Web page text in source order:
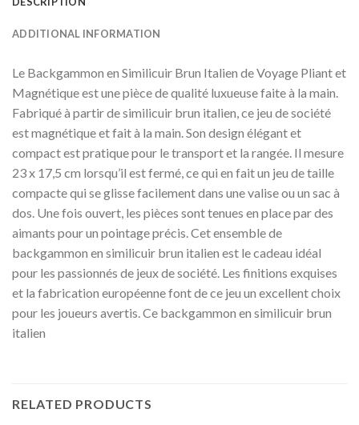
ADDITIONAL INFORMATION
Le Backgammon en Similicuir Brun Italien de Voyage Pliant et
Magnétique est une pièce de qualité luxueuse faite à la main.
Fabriqué à partir de similicuir brun italien, ce jeu de société
est magnétique et fait à la main. Son design élégant et
compact est pratique pour le transport et la rangée. Il mesure
23 x 17,5 cm lorsqu’il est fermé, ce qui en fait un jeu de taille
compacte qui se glisse facilement dans une valise ou un sac à
dos. Une fois ouvert, les pièces sont tenues en place par des
aimants pour un pointage précis. Cet ensemble de
backgammon en similicuir brun italien est le cadeau idéal
pour les passionnés de jeux de société. Les finitions exquises
et la fabrication européenne font de ce jeu un excellent choix
pour les joueurs avertis. Ce backgammon en similicuir brun
italien
RELATED PRODUCTS